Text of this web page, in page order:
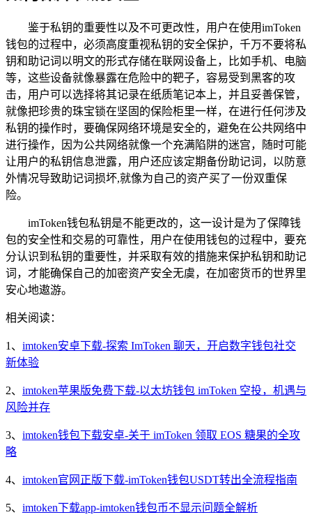
鉴于私钥的重要性以及不可更改性，用户在使用imToken
钱包的过程中，必须高度重视私钥的安全保护，千万不要将私
钥和助记词以明文的形式存储在联网设备上，比如手机、电脑
等，这些设备就像暴露在危险中的靶子，容易受到黑客的攻
击，用户可以选择将其记录在纸质笔记本上，并且妥善保管，
就像把珍贵的珠宝锁在坚固的保险柜里一样，在进行任何涉及
私钥的操作时，要确保网络环境是安全的，避免在公共网络中
进行操作，因为公共网络就像一个充满陷阱的迷宫，随时可能
让用户的私钥信息泄露，用户还应该定期备份助记词，以防意
外情况导致助记词损坏,就像为自己的资产买了一份双重保
险。
imToken钱包私钥是不能更改的，这一设计是为了保障钱
包的安全性和交易的可靠性，用户在使用钱包的过程中，要充
分认识到私钥的重要性，并采取有效的措施来保护私钥和助记
词，才能确保自己的加密资产安全无虞，在加密货币的世界里
安心地遨游。
相关阅读：
1、 imtoken安卓下载-探索 ImToken 聊天，开启数字钱包社交
新体验
2、 imtoken苹果版免费下载-以太坊钱包 imToken 空投，机遇与
风险并存
3、 imtoken钱包下载安卓-关于 imToken 领取 EOS 糖果的全攻
略
4、 imtoken官网正版下载-imToken钱包USDT转出全流程指南
5、 imtoken下载app-imtoken钱包币不显示问题全解析